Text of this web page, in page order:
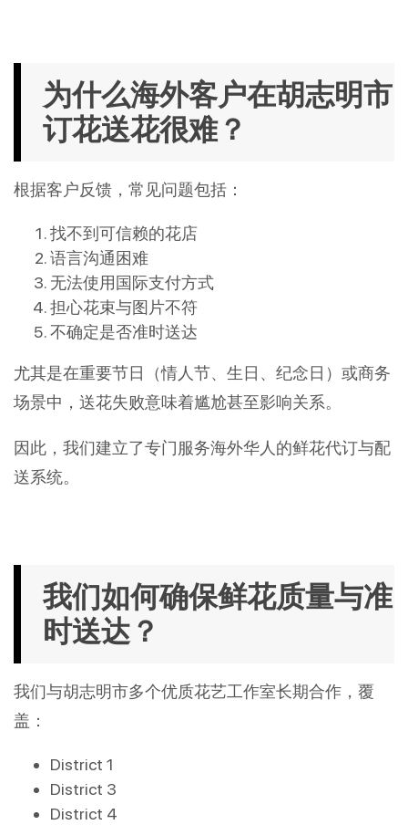
为什么海外客户在胡志明市
订花送花很难？
根据客户反馈，常见问题包括：
找不到可信赖的花店
语言沟通困难
无法使用国际支付方式
担心花束与图片不符
不确定是否准时送达
尤其是在重要节日（情人节、生日、纪念日）或商务
场景中，送花失败意味着尴尬甚至影响关系。
因此，我们建立了专门服务海外华人的鲜花代订与配
送系统。
我们如何确保鲜花质量与准
时送达？
我们与胡志明市多个优质花艺工作室长期合作，覆
盖：
District 1
District 3
District 4